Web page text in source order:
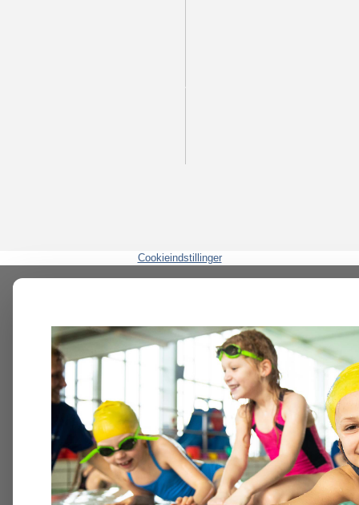
Cookieindstillinger